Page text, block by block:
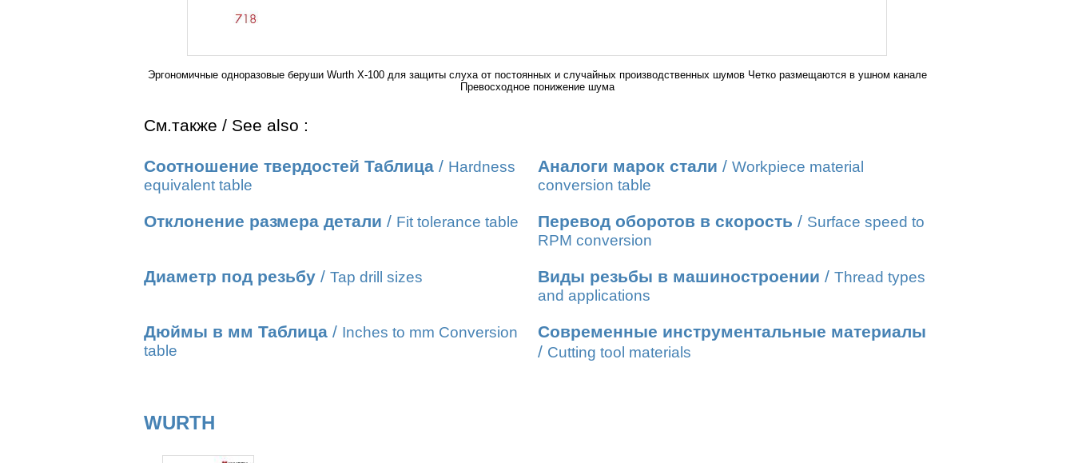
Эргономичные одноразовые беруши Wurth Х-100 для защиты слуха от постоянных и случайных производственных шумов Четко размещаются в ушном канале
Превосходное понижение шума
См.также / See also :
Соотношение твердостей Таблица / Hardness
equivalent table
Аналоги марок стали / Workpiece material
conversion table
Отклонение размера детали / Fit tolerance table Перевод оборотов в скорость / Surface speed to
RPM conversion
Диаметр под резьбу / Tap drill sizes Виды резьбы в машиностроении / Thread types
and applications
Дюймы в мм Таблица / Inches to mm Conversion
table
Современные инструментальные материалы
/ Cutting tool materials
WURTH